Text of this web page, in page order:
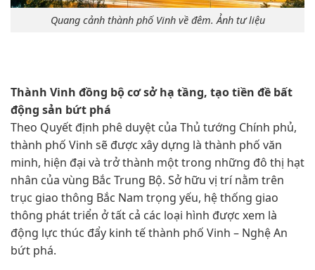
Quang cảnh thành phố Vinh về đêm. Ảnh tư liệu
Thành Vinh đồng bộ cơ sở hạ tầng, tạo tiền đề bất
động sản bứt phá
Theo Quyết định phê duyệt của Thủ tướng Chính phủ,
thành phố Vinh sẽ được xây dựng là thành phố văn
minh, hiện đại và trở thành một trong những đô thị hạt
nhân của vùng Bắc Trung Bộ. Sở hữu vị trí nằm trên
trục giao thông Bắc Nam trọng yếu, hệ thống giao
thông phát triển ở tất cả các loại hình được xem là
động lực thúc đẩy kinh tế thành phố Vinh – Nghệ An
bứt phá.